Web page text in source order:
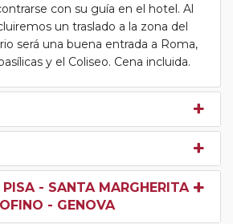
con su guía en el hotel. Al
un traslado a la zona del
será una buena entrada a Roma,
y el Coliseo. Cena incluida.
- SANTA MARGHERITA
- GENOVA